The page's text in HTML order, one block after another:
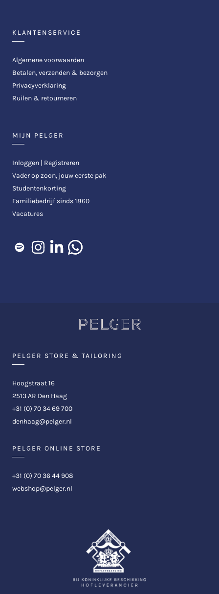
KLANTENSERVICE
Algemene voorwaarden
Betalen, verzenden & bezorgen
Privacyverklaring
Ruilen & retourneren
MIJN PELGER
Inloggen | Registreren
Vader op zoon, jouw eerste pak
Studentenkorting
Familiebedrijf sinds 1860
Vacatures
PELGER STORE & TAILORING
Hoogstraat 16
2513 AR Den Haag
+31 (0) 70 34 69 700
denhaag@pelger.nl
PELGER ONLINE STORE
+31 (0) 70 36 44 908
webshop@pelger.nl